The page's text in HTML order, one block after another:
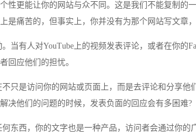
更能让你的网站与众不同。这是我们不能复制的
是痛苦的，但事实上，你并没有为那个网站写文章
有人对YouTube上的视频发表评论，或者在你的
回应他们的担忧。
是访问你的网站或页面上，而是去评论和分享他
决他们的问题的时候，发表负面的回应会有多困难?
西，你的文字也是一种产品，访问者会通过你的